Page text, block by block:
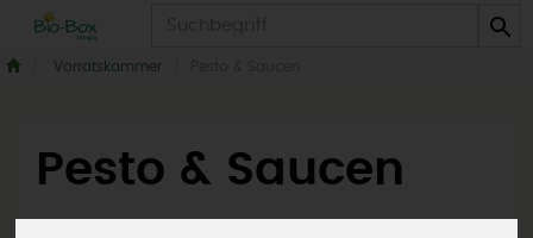
Vorratskammer
Pesto & Saucen